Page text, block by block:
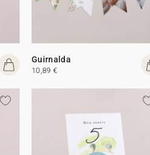
Guirnalda
10,89 €